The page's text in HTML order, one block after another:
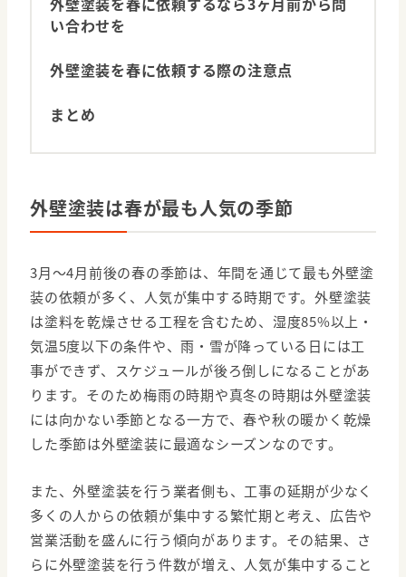
い合わせを
外壁塗装を春に依頼する際の注意点
まとめ
外壁塗装は春が最も人気の季節
3月〜4月前後の春の季節は、年間を通じて最も外壁塗
装の依頼が多く、人気が集中する時期です。外壁塗装
は塗料を乾燥させる工程を含むため、湿度85%以上・
気温5度以下の条件や、雨・雪が降っている日には工
事ができず、スケジュールが後ろ倒しになることがあ
ります。そのため梅雨の時期や真冬の時期は外壁塗装
には向かない季節となる一方で、春や秋の暖かく乾燥
した季節は外壁塗装に最適なシーズンなのです。
また、外壁塗装を行う業者側も、工事の延期が少なく
多くの人からの依頼が集中する繁忙期と考え、広告や
営業活動を盛んに行う傾向があります。その結果、さ
らに外壁塗装を行う件数が増え、人気が集中すること